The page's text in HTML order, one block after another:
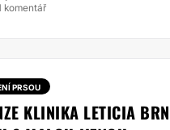
komentář
PRSOU
KLINIKA LETICIA